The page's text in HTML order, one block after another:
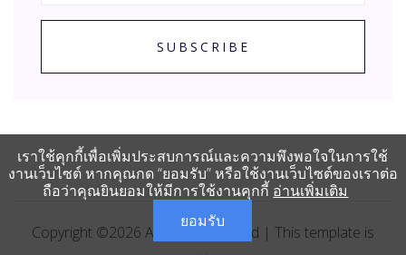
SUBSCRIBE
Copyright ©2026 All rights reserved | This template is
เราใช้คุกกี้เพื่อเพิ่มประสบการณ์และความพึงพอใจในการใช้
งานเว็บไซต์ หากคุณกด “ยอมรับ” หรือใช้งานเว็บไซต์ของเราต่อ
ถือว่าคุณยินยอมให้มีการใช้งานคุกกี้ อ่านเพิ่มเติม
ยอมรับ